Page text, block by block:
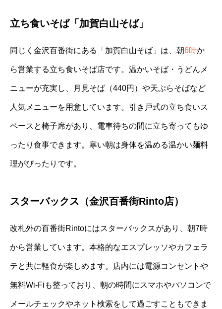
立ち食いそば「加賀白山そば」
同じく金沢百番街にある「加賀白山そば」は、朝6時か
ら営業する立ち食いそば店です。温かいそば・うどんメ
ニューが充実し、月見そば（440円）や天ぷらそばなど
人気メニューを用意しています。引き戸式の立ち食いス
ペースと椅子席があり、電車待ちの間に立ち寄ってもゆ
ったり食事できます。寒い朝は身体を温める温かい麺料
理がぴったりです。
スターバックス（金沢百番街Rinto店）
改札外の百番街Rintoにはスターバックスがあり、朝7時
から営業しています。本格的なエスプレッソやカフェラ
テと共に軽食が楽しめます。店内には電源コンセントや
無料Wi-Fiも整っており、朝の時間にスマホやパソコンで
メールチェックやネット検索をして過ごすこともできま